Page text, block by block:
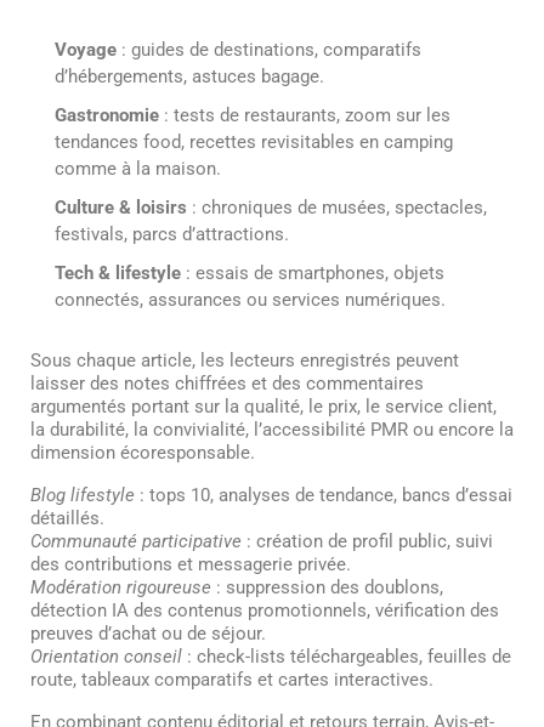
Voyage : guides de destinations, comparatifs
d’hébergements, astuces bagage.
Gastronomie : tests de restaurants, zoom sur les
tendances food, recettes revisitables en camping
comme à la maison.
Culture & loisirs : chroniques de musées, spectacles,
festivals, parcs d’attractions.
Tech & lifestyle : essais de smartphones, objets
connectés, assurances ou services numériques.
Sous chaque article, les lecteurs enregistrés peuvent
laisser des notes chiffrées et des commentaires
argumentés portant sur la qualité, le prix, le service client,
la durabilité, la convivialité, l’accessibilité PMR ou encore la
dimension écoresponsable.
Blog lifestyle : tops 10, analyses de tendance, bancs d’essai
détaillés.
Communauté participative : création de profil public, suivi
des contributions et messagerie privée.
Modération rigoureuse : suppression des doublons,
détection IA des contenus promotionnels, vérification des
preuves d’achat ou de séjour.
Orientation conseil : check-lists téléchargeables, feuilles de
route, tableaux comparatifs et cartes interactives.
En combinant contenu éditorial et retours terrain, Avis-et-